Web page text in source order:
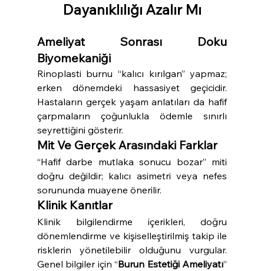
Dayanıklılığı Azalır Mı
Ameliyat Sonrası Doku
Biyomekaniği
Rinoplasti burnu “kalıcı kırılgan” yapmaz;
erken dönemdeki hassasiyet geçicidir.
Hastaların gerçek yaşam anlatıları da hafif
çarpmaların çoğunlukla ödemle sınırlı
seyrettiğini gösterir.
Mit Ve Gerçek Arasındaki Farklar
“Hafif darbe mutlaka sonucu bozar” miti
doğru değildir; kalıcı asimetri veya nefes
sorununda muayene önerilir.
Klinik Kanıtlar
Klinik bilgilendirme içerikleri, doğru
dönemlendirme ve kişiselleştirilmiş takip ile
risklerin yönetilebilir olduğunu vurgular.
Genel bilgiler için “Burun Estetiği Ameliyatı”